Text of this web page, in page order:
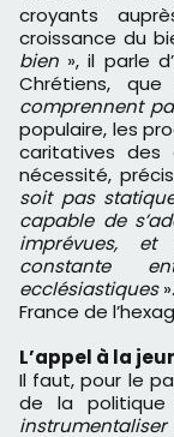
croyants
croissance du
bien », il parle
Chrétiens,
comprennent
populaire, les
caritatives des
nécessité,
soit pas
capable de
imprévues,
constante
ecclésiastiques
France de
L’appel à la
Il faut, pour le
de la